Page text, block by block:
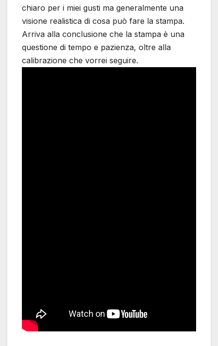
chiaro per i miei gusti ma generalmente una
visione realistica di cosa può fare la stampa.
Arriva alla conclusione che la stampa è una
questione di tempo e pazienza, oltre alla
calibrazione che vorrei seguire.